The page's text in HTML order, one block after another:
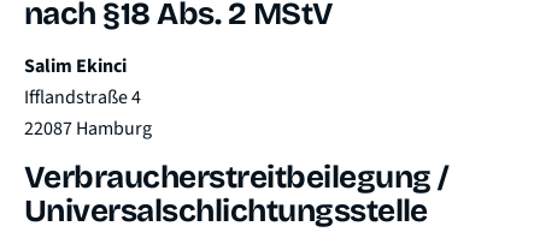
nach §18 Abs. 2 MStV
Salim Ekinci
Ifflandstraße 4
22087 Hamburg
Verbraucherstreitbeilegung /
Universalschlichtungsstelle